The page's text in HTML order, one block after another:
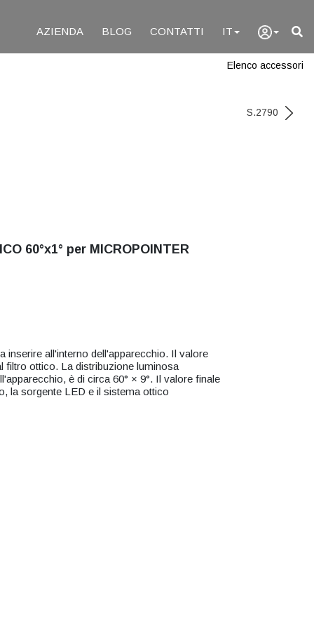
AZIENDA BLOG CONTATTI IT
Elenco accessori
S.2790
60°x1° per MICROPOINTER
inserire all'interno dell'apparecchio. Il valore
filtro ottico. La distribuzione luminosa
è di circa 60° × 9°. Il valore finale
la sorgente LED e il sistema ottico